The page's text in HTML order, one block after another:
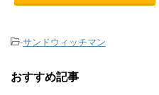
-サンドウィッチマン
おすすめ記事